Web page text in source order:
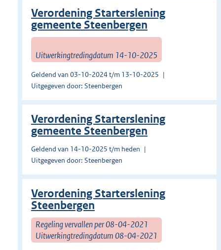
Verordening Starterslening
gemeente Steenbergen
Uitwerkingtredingdatum 14-10-2025
Geldend van 03-10-2024 t/m 13-10-2025
Uitgegeven door: Steenbergen
Verordening Starterslening
gemeente Steenbergen
Geldend van 14-10-2025 t/m heden
Uitgegeven door: Steenbergen
Verordening Starterslening
Steenbergen
Regeling vervallen per 08-04-2021
Uitwerkingtredingdatum 08-04-2021